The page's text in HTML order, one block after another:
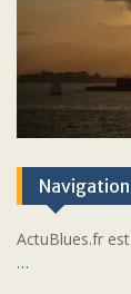
Navigation
ActuBlues.fr
…